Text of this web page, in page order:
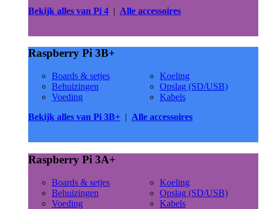
Bekijk alles van Pi 4 | Alle accessoires
Raspberry Pi 3B+
Boards & setjes
Behuizingen
Voeding
Koeling
Opslag (SD/USB)
Kabels
Bekijk alles van Pi 3B+ | Alle accessoires
Raspberry Pi 3A+
Boards & setjes
Behuizingen
Voeding
Koeling
Opslag (SD/USB)
Kabels